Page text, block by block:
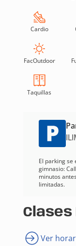
Cardio
FacOutdoor
Taquillas
El parking se
gimnasio:
minutos
limitadas.
Ver